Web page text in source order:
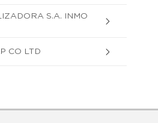
S.A. INMO
CO LTD